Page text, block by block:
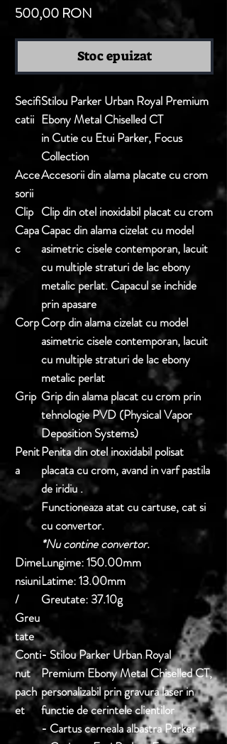
500,00 RON Preț
Stoc epuizat
Secifi
catii
Stilou Parker Urban Royal Premium
Ebony Metal Chiselled CT
in Cutie cu Etui Parker, Focus
Collection
Acce
sorii
Accesorii din alama placate cu crom
Clip Clip din otel inoxidabil placat cu crom
Capa
c
Capac din alama cizelat cu model
asimetric cisele contemporan, lacuit
cu multiple straturi de lac ebony
metalic perlat. Capacul se inchide
prin apasare
CorpCorp din alama cizelat cu model
asimetric cisele contemporan, lacuit
cu multiple straturi de lac ebony
metalic perlat
Grip Grip din alama placat cu crom prin
tehnologie PVD (Physical Vapor
Deposition Systems)
Penit
a
Penita din otel inoxidabil polisat
placata cu crom, avand in varf pastila
de iridiu .
Functioneaza atat cu cartuse, cat si
cu convertor.
*Nu contine convertor.
Dime
nsiuni
/
Greu
tate
Lungime: 150.00mm
Latime: 13.00mm
Greutate: 37.10g
Conti
nut
pach
et
- Stilou Parker Urban Royal
Premium Ebony Metal Chiselled CT,
personalizabil prin gravura laser in
functie de cerintele clientilor
- Cartus cerneala albastra Parker